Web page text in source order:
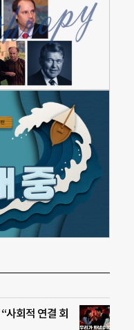
사회적 연결 회